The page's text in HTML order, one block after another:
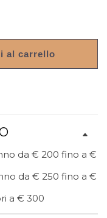
al carrello
da € 200 fino a €
da € 250 fino a €
a € 300